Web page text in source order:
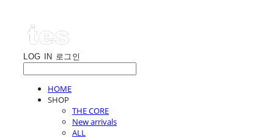
LOG IN 로그인
HOME
SHOP
THE CORE
New arrivals
ALL